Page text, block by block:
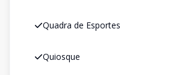
Quadra de Esportes
Quiosque